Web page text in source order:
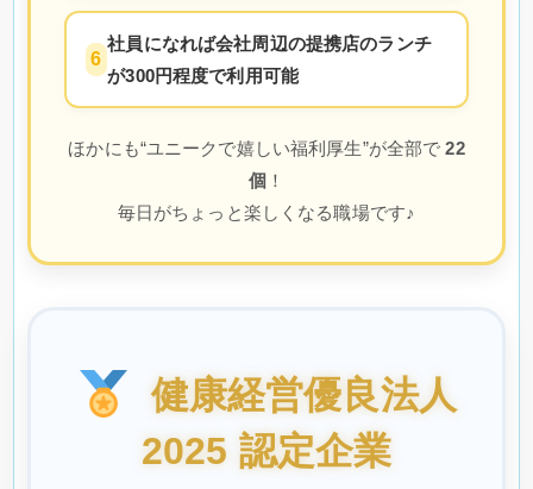
6
社員になれば会社周辺の提携店のランチ
が300円程度で利用可能
ほかにも“ユニークで嬉しい福利厚生”が全部で22
個 ！
毎日がちょっと楽しくなる職場です♪
健康経営優良法人
2025 認定企業